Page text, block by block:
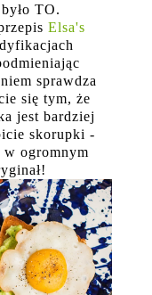
TO.
Elsa's
sprawdza
się tym, że
jest bardziej
skorupki -
w ogromnym